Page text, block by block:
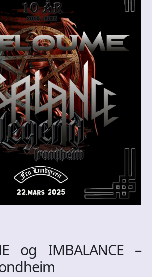
og IMBALANCE –